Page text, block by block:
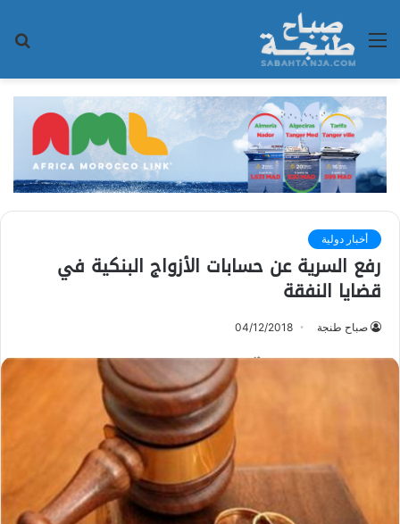
القائمة
أخبار دولية
رفع السرية عن حسابات الأزواج البنكية في
قضايا النفقة
صباح طنجة 04/12/2018